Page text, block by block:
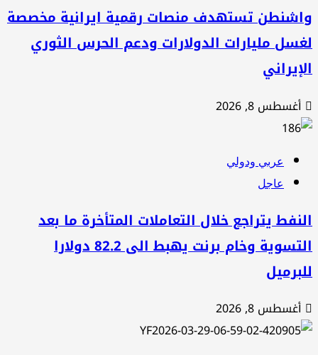
تستهدف منصات رقمية ايرانية مخصصة
مليارات الدولارات ودعم الحرس الثوري
أغسطس 8, 2026
عربي ودولي
عاجل
يتراجع خلال التعاملات المتأخرة ما بعد
التسوية وخام برنت يهبط الى 82.2 دولارا
أغسطس 8, 2026